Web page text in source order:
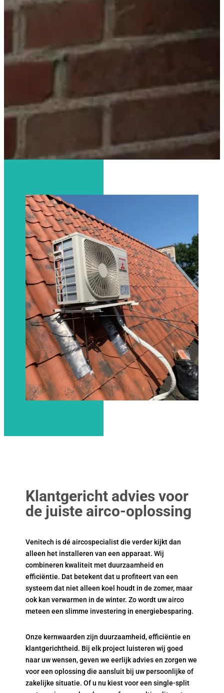
Klantgericht advies voor
de juiste airco-oplossing
Venitech is dé aircospecialist die verder kijkt dan
alleen het installeren van een apparaat. Wij
combineren kwaliteit met duurzaamheid en
efficiëntie. Dat betekent dat u profiteert van een
systeem dat niet alleen koel houdt in de zomer, maar
ook kan verwarmen in de winter. Zo wordt uw airco
meteen een slimme investering in energiebesparing.
Onze kernwaarden zijn duurzaamheid, efficiëntie en
klantgerichtheid. Bij elk project luisteren wij goed
naar uw wensen, geven we eerlijk advies en zorgen we
voor een oplossing die aansluit bij uw persoonlijke of
zakelijke situatie. Of u nu kiest voor een single-split